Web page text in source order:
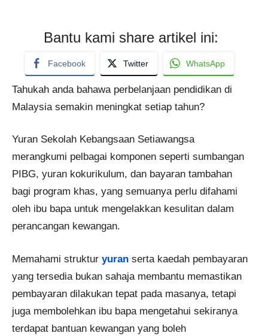
Bantu kami share artikel ini:
Facebook Twitter WhatsApp
Tahukah anda bahawa perbelanjaan pendidikan di
Malaysia semakin meningkat setiap tahun?
Yuran Sekolah Kebangsaan Setiawangsa
merangkumi pelbagai komponen seperti sumbangan
PIBG, yuran kokurikulum, dan bayaran tambahan
bagi program khas, yang semuanya perlu difahami
oleh ibu bapa untuk mengelakkan kesulitan dalam
perancangan kewangan.
Memahami struktur yuran serta kaedah pembayaran
yang tersedia bukan sahaja membantu memastikan
pembayaran dilakukan tepat pada masanya, tetapi
juga membolehkan ibu bapa mengetahui sekiranya
terdapat bantuan kewangan yang boleh